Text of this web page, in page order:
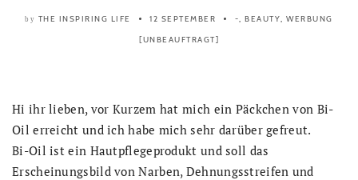
by THE INSPIRING LIFE 12 SEPTEMBER -,BEAUTY,WERBUNG
[UNBEAUFTRAGT]
Hi ihr lieben, vor Kurzem hat mich ein Päckchen von Bi-
Oil erreicht und ich habe mich sehr darüber gefreut.
Bi-Oil ist ein Hautpflegeprodukt und soll das
Erscheinungsbild von Narben, Dehnungsstreifen und